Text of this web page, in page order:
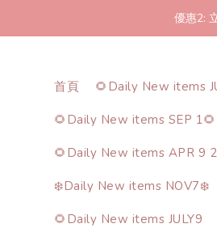
2
優惠2:
首頁 🌻Daily New items
🌻Daily New items SEP 1🌻
🌻Daily New items APR 9
❄️Daily New items NOV7❄️
🌻Daily New items JULY9